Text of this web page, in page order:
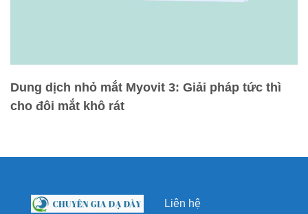
Dung dịch nhỏ mắt Myovit 3: Giải pháp tức thì
cho đôi mắt khô rát
Liên hệ